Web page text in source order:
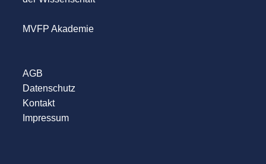
MVFP Akademie
AGB
Datenschutz
Kontakt
Impressum